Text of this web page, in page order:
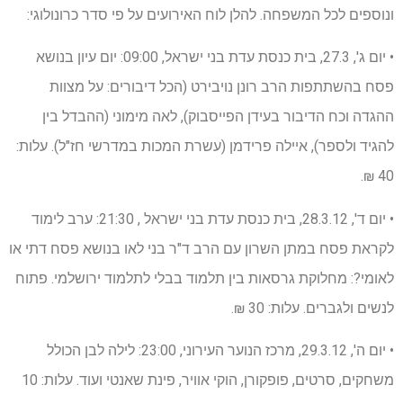
ונוספים לכל המשפחה. להלן לוח האירועים על פי סדר כרונולוגי:
• יום ג', 27.3, בית כנסת עדת בני ישראל, 09:00: יום עיון בנושא
פסח בהשתתפות הרב רונן נויבירט (הכל דיבורים: על מצוות
ההגדה וכח הדיבור בעידן הפייסבוק), לאה מימוני (ההבדל בין
להגיד ולספר), איילה פרידמן (עשרת המכות במדרשי חז"ל). עלות:
40 ₪.
• יום ד', 28.3.12, בית כנסת עדת בני ישראל , 21:30: ערב לימוד
לקראת פסח במתן השרון עם הרב ד"ר בני לאו בנושא פסח דתי או
לאומי?: מחלוקת גרסאות בין תלמוד בבלי לתלמוד ירושלמי. פתוח
לנשים ולגברים. עלות: 30 ₪.
• יום ה', 29.3.12, מרכז הנוער העירוני, 23:00: לילה לבן הכולל
משחקים, סרטים, פופקורן, הוקי אוויר, פינת שאנטי ועוד. עלות: 10